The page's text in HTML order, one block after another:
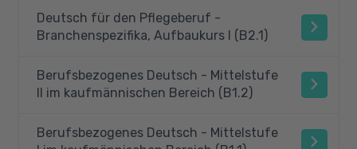
Deutsch für den Pflegeberuf -
Branchenspezifika, Aufbaukurs I (B2.1)
Berufsbezogenes Deutsch - Mittelstufe
II im kaufmännischen Bereich (B1.2)
Berufsbezogenes Deutsch - Mittelstufe